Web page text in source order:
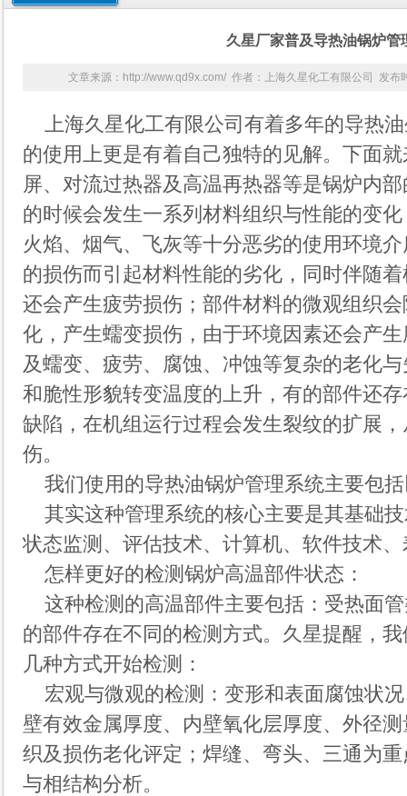
久星厂家普及导热油锅炉管
文章来源：http://www.qd9x.com/ 作者：上海久星化工有限公司 发
上海久星化工有限公司有着多年的导热
的使用上更是有着自己独特的见解。下面
屏、对流过热器及高温再热器等是锅炉内
的时候会发生一系列材料组织与性能的变
火焰、烟气、飞灰等十分恶劣的使用环境
的损伤而引起材料性能的劣化，同时伴随
还会产生疲劳损伤；部件材料的微观组织
化，产生蠕变损伤，由于环境因素还会产
及蠕变、疲劳、腐蚀、冲蚀等复杂的老化
和脆性形貌转变温度的上升，有的部件还
缺陷，在机组运行过程会发生裂纹的扩展
伤。
我们使用的导热油锅炉管理系统主要包
其实这种管理系统的核心主要是其基础
状态监测、评估技术、计算机、软件技术
怎样更好的检测锅炉高温部件状态：
这种检测的高温部件主要包括：受热面
的部件存在不同的检测方式。久星提醒，
几种方式开始检测：
宏观与微观的检测：变形和表面腐蚀状
壁有效金属厚度、内壁氧化层厚度、外径
织及损伤老化评定；焊缝、弯头、三通为
与相结构分析。